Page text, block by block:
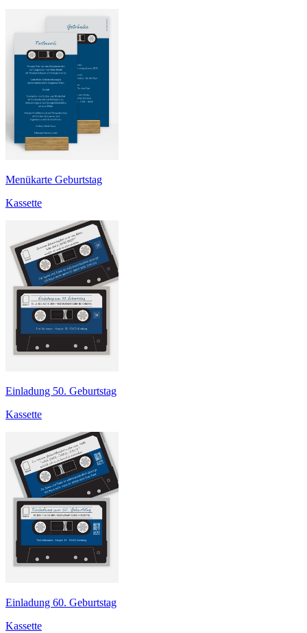
Menükarte Geburtstag
Kassette
Einladung 50. Geburtstag
Kassette
Einladung 60. Geburtstag
Kassette